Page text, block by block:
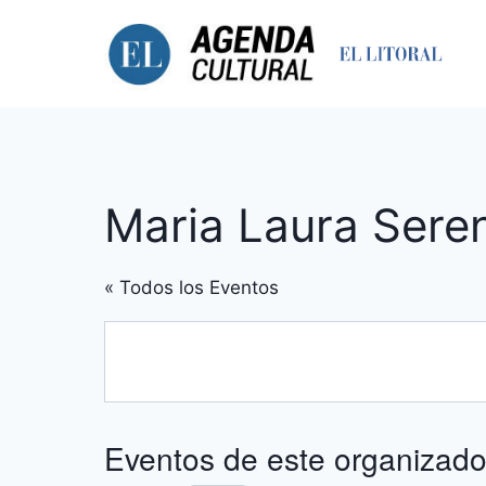
Maria Laura
« Todos los Eventos
Eventos de este